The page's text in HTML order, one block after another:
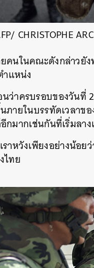
CHRISTOPHE
นคณะดังกล่าวยังทำ
แหน่ง
รบรอบของวันที่
ภายในบรรทัดเวลา
มากเช่นกันที่เริ่มลาง
วังเพียงอย่างน้อยว่
ไทย
SHARE